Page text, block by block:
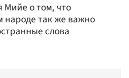
Мийе о том, что
народе так же важно
слова